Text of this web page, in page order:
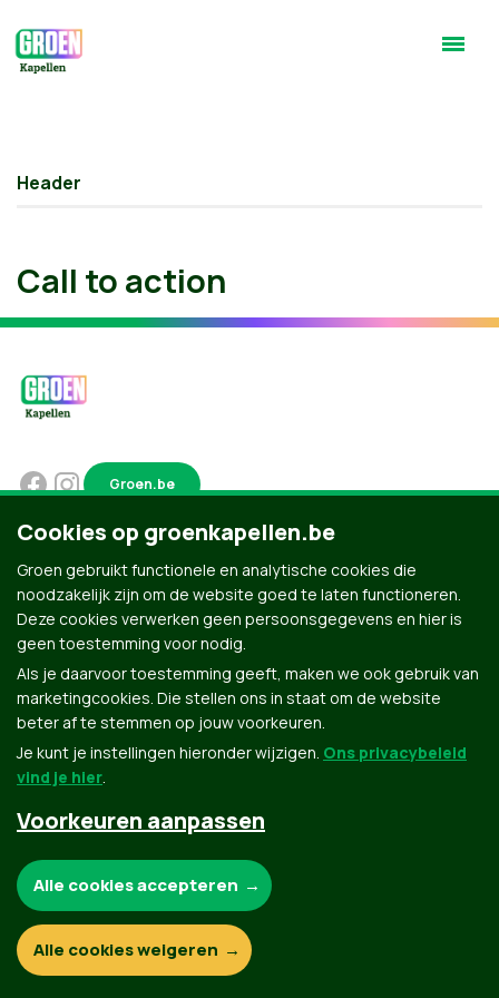
Header
Call to action
Groen.be
© Copyright Groen 2026 | Gemaakt metNationBuilder| Gebouwd doorTectonica
Contact Privacybeleid
Cookies op groenkapellen.be
Groen gebruikt functionele en analytische cookies die
noodzakelijk zijn om de website goed te laten functioneren.
Deze cookies verwerken geen persoonsgegevens en hier is
geen toestemming voor nodig.
Als je daarvoor toestemming geeft, maken we ook gebruik van
marketingcookies. Die stellen ons in staat om de website
beter af te stemmen op jouw voorkeuren.
Je kunt je instellingen hieronder wijzigen. Ons privacybeleid
vind je hier.
Voorkeuren aanpassen
Functionele en analytische cookies:
Alle cookies accepteren
Alle cookies weigeren